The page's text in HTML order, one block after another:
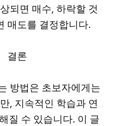
되면 매수, 하락할 것
매도를 결정합니다.
결론
방법은 초보자에게는
, 지속적인 학습과 연
질 수 있습니다. 이 글